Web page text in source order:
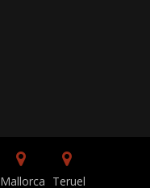
Mallorca Teruel